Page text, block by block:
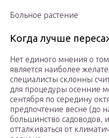
Больное растение
Когда лучше
Нет единого мнения о
является наиболее
специалисты склонны
для процедуры осенние
сентября по середину
предпочтение весне (до
большинство садоводов,
отталкиваться от